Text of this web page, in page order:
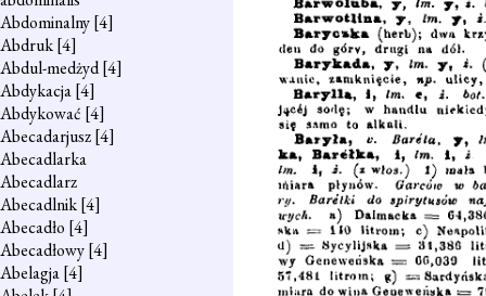
Abdominalny[4]
Abdruk[4]
Abdul-medżyd[4]
Abdykacja[4]
Abdykować [4]
Abecadarjusz[4]
Abecadlarka
Abecadlarz
Abecadlnik[4]
Abecadło [4]
Abecadłowy[4]
Abelagja[4]